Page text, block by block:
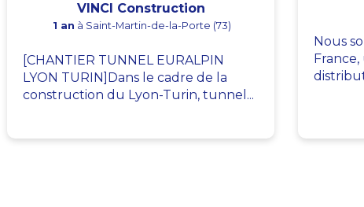
VINCI Construction
1 an à Saint-Martin-de-la-Porte (73)
[CHANTIER TUNNEL EURALPIN
LYON TURIN]Dans le cadre de la
construction du Lyon-Turin, tunnel...
Nous